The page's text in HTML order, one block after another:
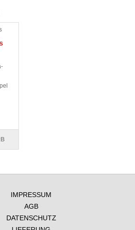
IMPRESSUM
AGB
DATENSCHUTZ